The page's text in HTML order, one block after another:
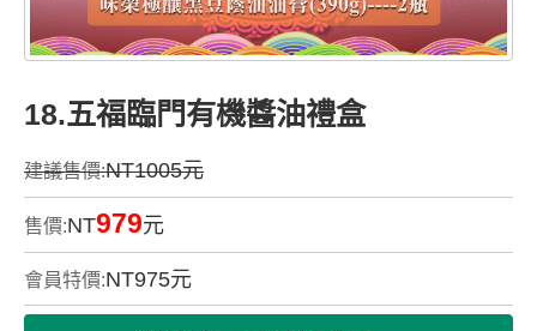
18.五福臨門有機醬油禮盒
建議售價:NT1005元
售價:NT979元
會員特價:NT975元